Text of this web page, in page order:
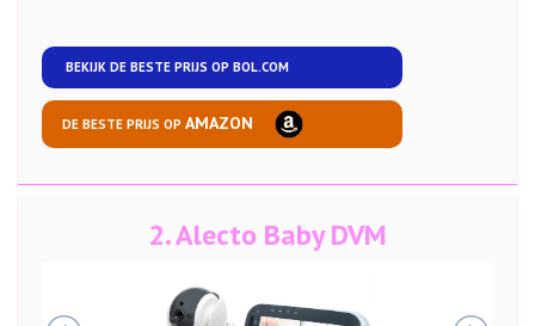
BEKIJK DE BESTE PRIJS OP BOL.COM
DE BESTE PRIJS OP AMAZON
2.Alecto Baby DVM